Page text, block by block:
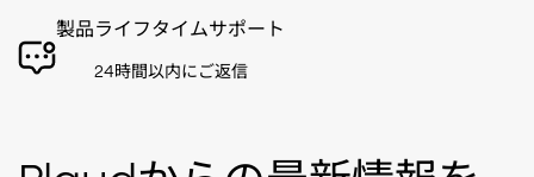
製品ライフタイムサポート
24時間以内にご返信